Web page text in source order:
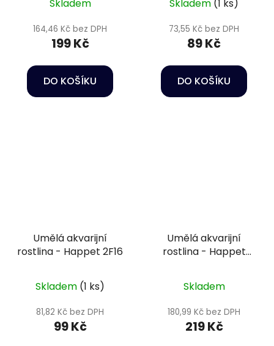
Skladem
164,46 Kč bez DPH
199 Kč
DO KOŠÍKU
Skladem (1 ks)
73,55 Kč bez DPH
89 Kč
DO KOŠÍKU
Umělá akvarijní
rostlina - Happet 2F16
Skladem (1 ks)
81,82 Kč bez DPH
99 Kč
Umělá akvarijní
rostlina - Happet
Skladem
180,99 Kč bez DPH
219 Kč